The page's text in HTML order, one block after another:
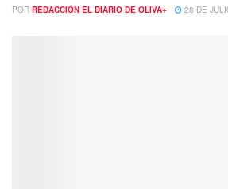
POR REDACCIÓN EL DIARIO DE OLIVA+ 28 DE